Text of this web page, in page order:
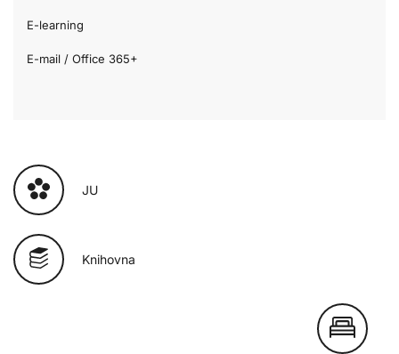
E-learning
E-mail / Office 365+
JU
Knihovna